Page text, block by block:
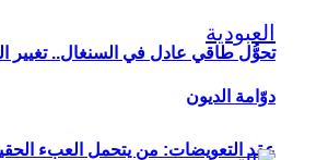
عقد التعويضات: من يتحمل العبء
تحوُّل طاقي عادل في السنغال.. تغيير
دوّامة الديون